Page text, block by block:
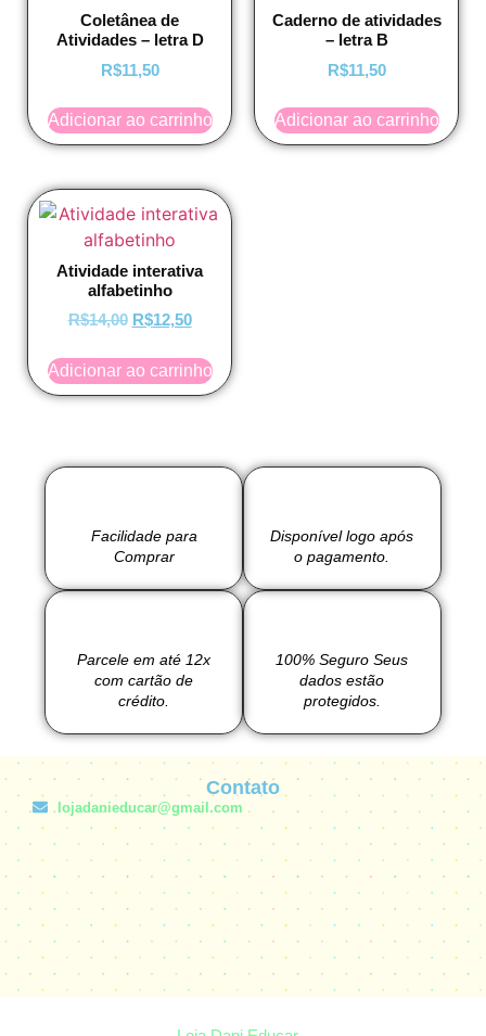
Coletânea de
Atividades – letra D
R$11,50
Adicionar ao carrinho
Caderno de atividades
– letra B
R$11,50
Adicionar ao carrinho
Atividade interativa
alfabetinho
R$14,00 R$12,50
Adicionar ao carrinho
Facilidade para
Comprar
Disponível logo após
o pagamento.
Parcele em até 12x
com cartão de
crédito.
100% Seguro Seus
dados estão
protegidos.
Contato
lojadanieducar@gmail.com